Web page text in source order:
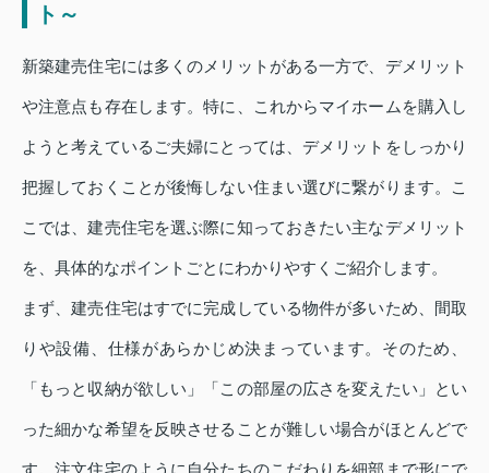
ト～
新築建売住宅には多くのメリットがある一方で、デメリット
や注意点も存在します。特に、これからマイホームを購入し
ようと考えているご夫婦にとっては、デメリットをしっかり
把握しておくことが後悔しない住まい選びに繋がります。こ
こでは、建売住宅を選ぶ際に知っておきたい主なデメリット
を、具体的なポイントごとにわかりやすくご紹介します。
まず、建売住宅はすでに完成している物件が多いため、間取
りや設備、仕様があらかじめ決まっています。そのため、
「もっと収納が欲しい」「この部屋の広さを変えたい」とい
った細かな希望を反映させることが難しい場合がほとんどで